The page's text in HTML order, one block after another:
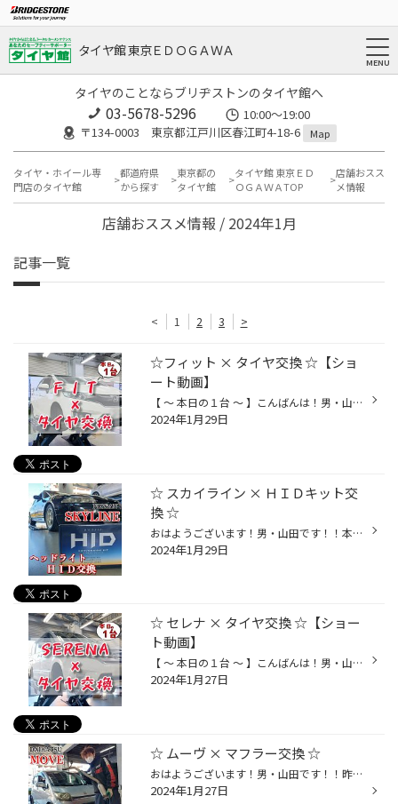
タイヤ館 東京ＥＤＯＧＡＷＡ
タイヤのことならブリヂストンのタイヤ館へ
03-5678-5296
10:00～19:00
〒134-0003 東京都江戸川区春江町4-18-6
Map
タイヤ・ホイール専
門店のタイヤ館
都道府県
から探す
東京都の
タイヤ館
タイヤ館 東京ＥＤ
ＯＧＡＷＡTOP
店舗おスス
メ情報
店舗おススメ情報 / 2024年1月
記事一覧
< 1 2 3 >
☆フィット × タイヤ交換 ☆【ショ
ート動画】
【 ～ 本日の１台 ～ 】こんばんは！男・山田です！！本日は…☆☆【 HONDA フィット 】の！タイヤ交換をさせて頂きました♪♪ 今回はｯ！！ブリヂストンのフラッグシップタイヤ☆《 REGNO GR-XⅡ 》にて！ご交換させて頂きました～♪♪(^^)/『 レグノを履いたら他はちょっと…ネ！』と爽やか笑顔が素敵なオー...
2024年1月29日
☆ スカイライン × ＨＩＤキット交
換 ☆
おはようございます！男・山田です！！本日は、NISSAN スカイラインの…☆☆【 ヘッドライトＨＩＤ交換 】から、スタートですｯ！！(^^)/ 『 ヘッドライトが片方点かないんだよ… 』とのご相談を頂き！点検をさせて頂きますと、、、片方の " バラスト不良 " が判明。。(￣^￣゜)[ バラストのみ ] でのご...
2024年1月29日
☆ セレナ × タイヤ交換 ☆【ショー
ト動画】
【 ～ 本日の１台 ～ 】こんばんは！男・山田です！！本日は…☆☆【 NISSAN セレナ 】の！タイヤ交換をさせて頂きました♪♪ 今回はｯ！！ブリヂストン製お買得タイヤ☆《 セイバーリング SL201 》にて！ご交換させて頂きました～♪♪(^^)/『 あれから３年半位経ったからね。』実は３年半前にも！当店にて、...
2024年1月27日
☆ ムーヴ × マフラー交換 ☆
おはようございます！男・山田です！！昨日は、DAIHATSU ムーヴの…☆☆【 マフラー交換 】をさせて頂きました!! 今回お選び頂きました商品は、FUJITSUBOさんの人気商品！！《 AUTHORIZE K 》☆☆(๑˃̵ᴗ˂̵)و ◼️AUTHORIZE K (オーソライズ ケー) 小型排気量に求められる、 実用域でのパワーやトルクの向...
2024年1月27日